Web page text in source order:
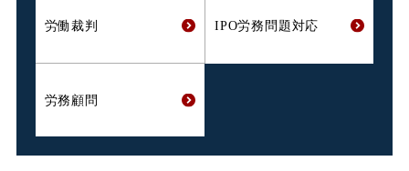
労働裁判 IPO労務問題対応
労務顧問